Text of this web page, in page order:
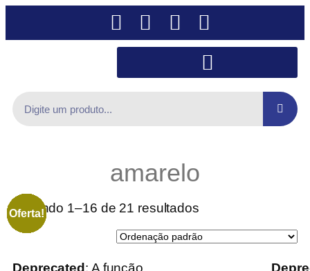
amarelo
Exibindo 1–16 de 21 resultados
Deprecated : A função
Oferta!
Oferta!
Oferta!
Oferta!
Oferta!
Oferta!
Oferta!
Oferta!
Oferta!
Oferta!
Oferta!
Oferta!
Oferta!
Oferta!
Oferta!
Oferta!